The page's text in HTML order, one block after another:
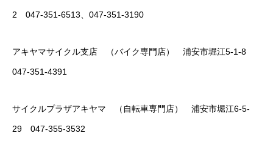
2 047-351-6513、047-351-3190
アキヤマサイクル支店 （バイク専門店） 浦安市堀江5-1-8
047-351-4391
サイクルプラザアキヤマ （自転車専門店） 浦安市堀江6-5-
29 047-355-3532